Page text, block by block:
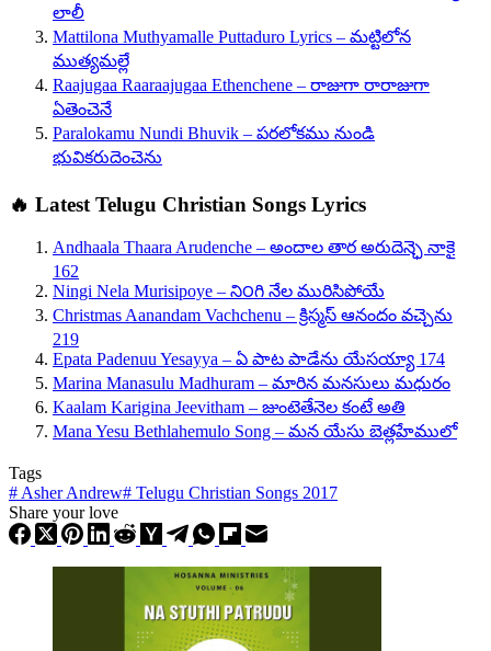
లాలీ
Mattilona Muthyamalle Puttaduro Lyrics – మట్టిలోన
ముత్యమల్లే
Raajugaa Raaraajugaa Ethenchene – రాజుగా రారాజుగా
ఏతెంచెనే
Paralokamu Nundi Bhuvik – పరలోకము నుండి
భువికరుదెంచెను
🔥 Latest Telugu Christian Songs Lyrics
Andhaala Thaara Arudenche – అందాల తార అరుదెన్ఛె నాకై
162
Ningi Nela Murisipoye – ని౦గి నేల మురిసిపోయే
Christmas Aanandam Vachchenu – క్రిస్మస్ ఆనందం వచ్చెను
219
Epata Padenuu Yesayya – ఏ పాట పాడేను యేసయ్యా 174
Marina Manasulu Madhuram – మారిన మనసులు మధురం
Kaalam Karigina Jeevitham – జుంటెతేనెల కంటే అతి
Mana Yesu Bethlahemulo Song – మన యేసు బెత్లహేములో
Tags
# Asher Andrew# Telugu Christian Songs 2017
Share your love